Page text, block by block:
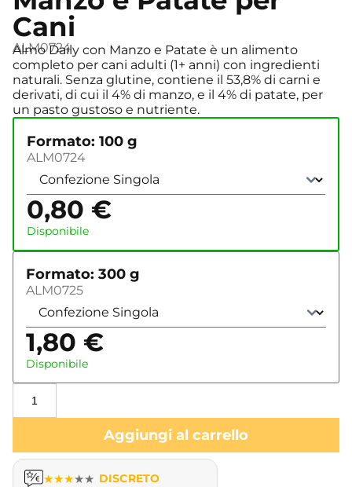
Cani
ALM0724
Almo Daily con Manzo e Patate è un alimento
completo per cani adulti (1+ anni) con ingredienti
naturali. Senza glutine, contiene il 53,8% di carni e
derivati, di cui il 4% di manzo, e il 4% di patate, per
un pasto gustoso e nutriente.
Formato: 100 g
ALM0724
0,80 €
Disponibile
Formato: 300 g
ALM0725
1,80 €
Disponibile
Aggiungi al carrello
★★★★★ DISCRETO